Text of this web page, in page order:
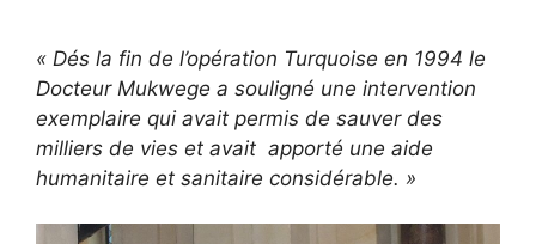
« Dés la fin de l’opération Turquoise en 1994 le
Docteur Mukwege a souligné une intervention
exemplaire qui avait permis de sauver des
milliers de vies et avait apporté une aide
humanitaire et sanitaire considérable. »